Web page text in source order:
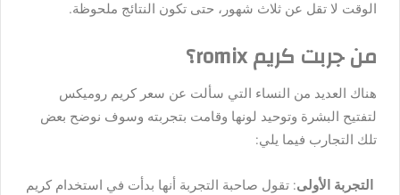
الوقت لا تقل عن ثلاث شهور، حتى تكون النتائج ملحوظة.
من جربت كريم romix ؟
هناك العديد من النساء التي سألت عن سعر كريم روميكس
لتفتيح البشرة وتوحيد لونها وقامت بتجربته وسوف نوضح بعض
تلك التجارب فيما يلي:
التجربة الأولى: تقول صاحبة التجربة أنها بدأت في استخدام كريم